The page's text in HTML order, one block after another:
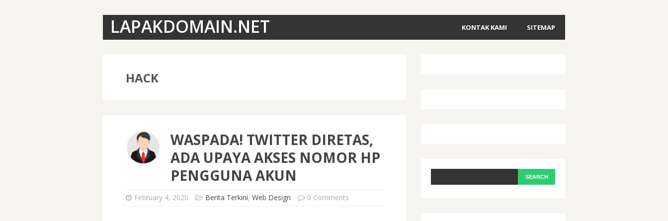
LAPAKDOMAIN.NET KONTAK KAMI SITEMAP
HACK
WASPADA! TWITTER DIRETAS,
ADA UPAYA AKSES NOMOR HP
PENGGUNA AKUN
February 4, 2020 Berita Terkini, Web Design 0 Comments